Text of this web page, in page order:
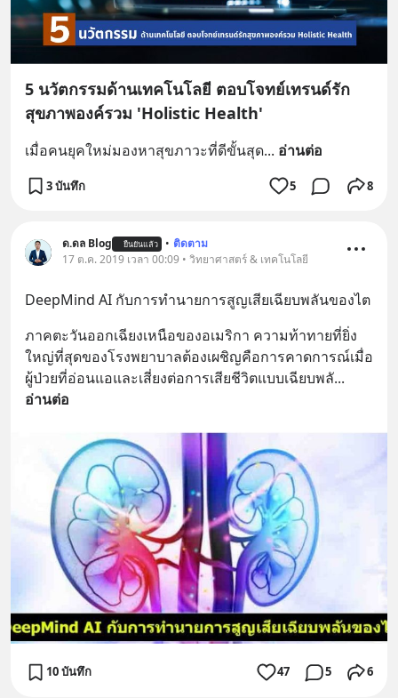
5 นวัตกรรมด้านเทคโนโลยี ตอบโจทย์เทรนด์รัก
สุขภาพองค์รวม 'Holistic Health'
เมื่อคนยุคใหม่มองหาสุขภาวะที่ดีขั้นสุด... อ่านต่อ
3 บันทึก 5 8
ด.ดล Blog ยืนยันแล้ว • ติดตาม
17 ต.ค. 2019 เวลา 00:09 • วิทยาศาสตร์ & เทคโนโลยี
DeepMind AI กับการทำนายการสูญเสียเฉียบพลันของไต
ภาคตะวันออกเฉียงเหนือของอเมริกา ความท้าทายที่ยิ่ง
ใหญ่ที่สุดของโรงพยาบาลต้องเผชิญคือการคาดการณ์เมื่อ
ผู้ป่วยที่อ่อนแอและเสี่ยงต่อการเสียชีวิตแบบเฉียบพลั
อ่านต่อ
10 บันทึก 47 5 6